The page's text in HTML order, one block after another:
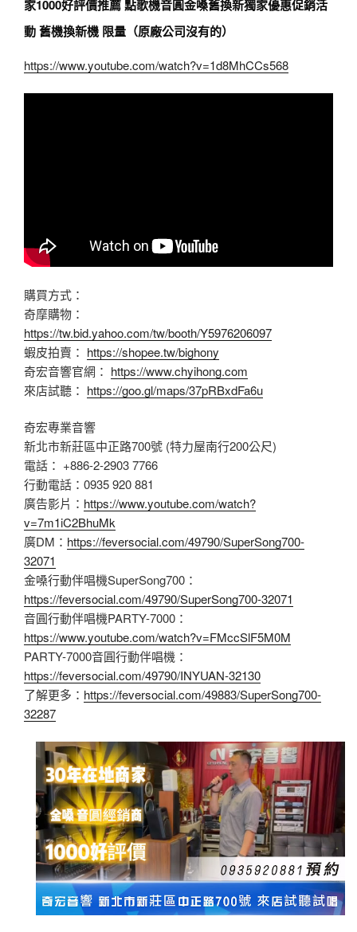
家1000好評價推薦 點歌機音圓金嗓舊換新獨家優惠促銷活
動 舊機換新機 限量（原廠公司沒有的）
https://www.youtube.com/watch?v=1d8MhCCs568
購買方式：
奇摩購物：
https://tw.bid.yahoo.com/tw/booth/Y5976206097
蝦皮拍賣： https://shopee.tw/bighony
奇宏音響官網： https://www.chyihong.com
來店試聽： https://goo.gl/maps/37pRBxdFa6u
奇宏專業音響
新北市新莊區中正路700號 (特力屋南行200公尺)
電話： +886-2-2903 7766
行動電話：0935 920 881
廣告影片： https://www.youtube.com/watch?
v=7m1iC2BhuMk
廣DM： https://feversocial.com/49790/SuperSong700-
32071
金嗓行動伴唱機SuperSong700：
https://feversocial.com/49790/SuperSong700-32071
音圓行動伴唱機PARTY-7000：
https://www.youtube.com/watch?v=FMccSlF5M0M
PARTY-7000音圓行動伴唱機：
https://feversocial.com/49790/INYUAN-32130
了解更多： https://feversocial.com/49883/SuperSong700-
32287